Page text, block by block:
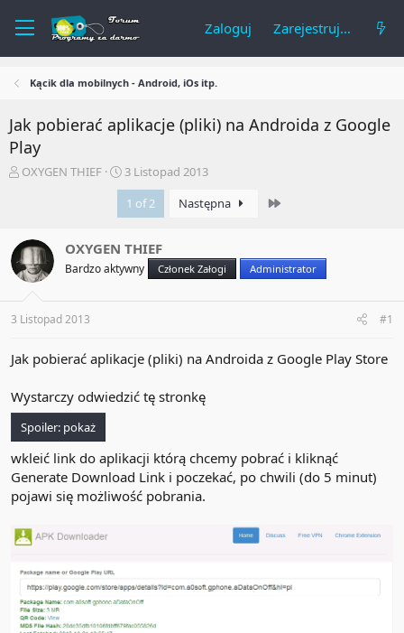
Zaloguj Zarejestruj się
Kącik dla mobilnych - Android, iOs itp.
Jak pobierać aplikacje (pliki) na Androida z Google
Play
A
t
e
m
a
t
OXYGEN THIEF
R
o
z
p
c
z
t
3 Listopad 2013
1 of 2
Następna
OXYGEN THIEF
Bardzo aktywny Członek Załogi Administrator
3 Listopad 2013 #1
Jak pobierać aplikacje (pliki) na Androida z Google Play Store
Wystarczy odwiedzić tę stronkę
Spoiler: pokaż
wkleić link do aplikacji którą chcemy pobrać i kliknąć
Generate Download Link i poczekać, po chwili (do 5 minut)
pojawi się możliwość pobrania.